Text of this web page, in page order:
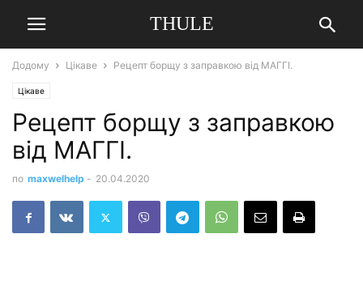
THULE
Додому Цікаве Рецепт борщу з заправкою від МАГГІ.
Цікаве
Рецепт борщу з заправкою
від МАГГІ.
по maxwelhelp - 20.04.2020